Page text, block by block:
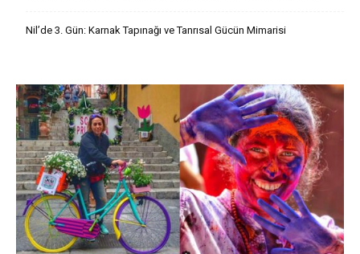
Nil’de 3. Gün: Karnak Tapınağı ve Tanrısal Gücün Mimarisi